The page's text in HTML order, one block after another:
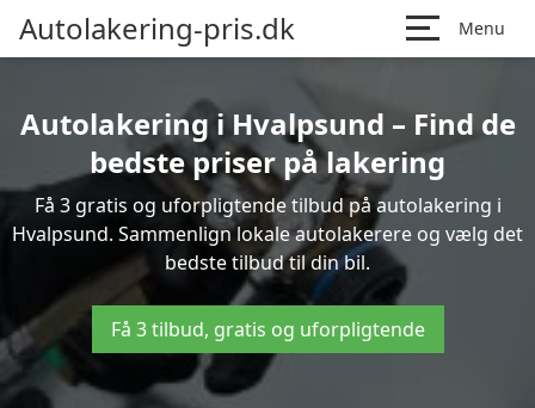
Autolakering-pris.dk Menu
Autolakering i Hvalpsund – Find de
bedste priser på lakering
Få 3 gratis og uforpligtende tilbud på autolakering i
Hvalpsund. Sammenlign lokale autolakerere og vælg det
bedste tilbud til din bil.
Få 3 tilbud, gratis og uforpligtende